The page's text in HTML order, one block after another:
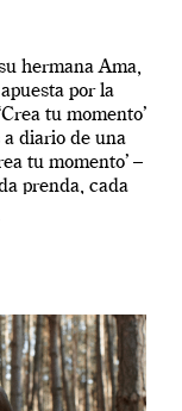
hermana Ama,
por la
tu momento’
diario de una
tu momento’ –
prenda, cada
[…]